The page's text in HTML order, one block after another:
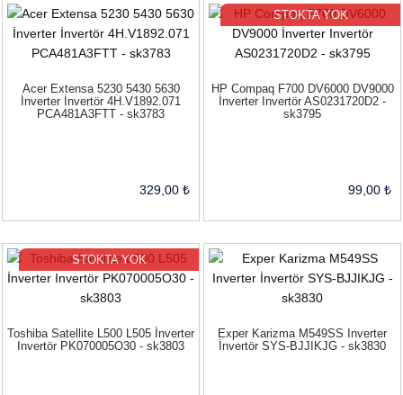
Acer Extensa 5230 5430 5630
İnverter İnvertör 4H.V1892.071
PCA481A3FTT - sk3783
329,00 ₺
STOKTA YOK
HP Compaq F700 DV6000 DV9000
İnverter Invertör AS0231720D2 -
sk3795
99,00 ₺
STOKTA YOK
Toshiba Satellite L500 L505 İnverter
Invertör PK070005O30 - sk3803
Exper Karizma M549SS Inverter
İnvertör SYS-BJJIKJG - sk3830